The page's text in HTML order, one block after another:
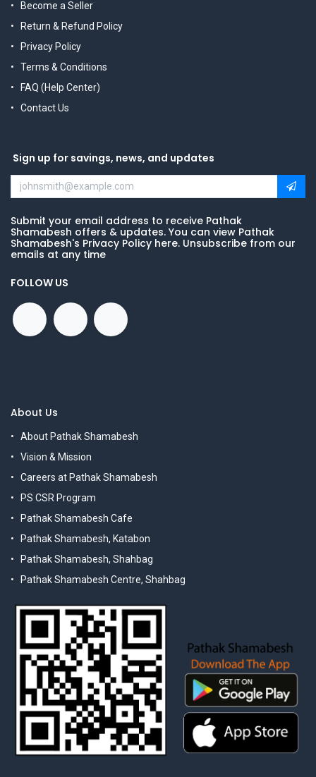
Become a Seller
Return & Refund Policy
Privacy Policy
Terms & Conditions
FAQ (Help Center)
Contact Us
Sign up for savings, news, and updates
Submit your email address to receive Pathak
Shamabesh offers & updates. You can view Pathak
Shamabesh's Privacy Policy here. Unsubscribe from our
emails at any time
FOLLOW US
About Us
About Pathak Shamabesh
Vision & Mission
Careers at Pathak Shamabesh
PS CSR Program
Pathak Shamabesh Cafe
Pathak Shamabesh, Katabon
Pathak Shamabesh, Shahbag
Pathak Shamabesh Centre, Shahbag